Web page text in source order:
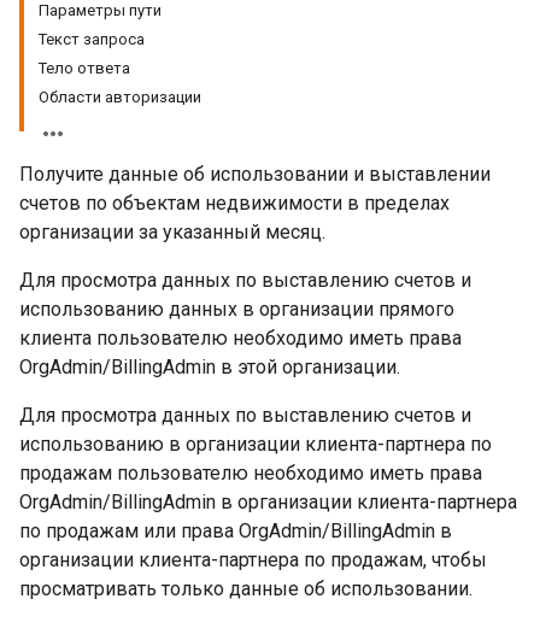
Параметры пути
Текст запроса
Тело ответа
Области авторизации
Получите данные об использовании и выставлении
счетов по объектам недвижимости в пределах
организации за указанный месяц.
Для просмотра данных по выставлению счетов и
использованию данных в организации прямого
клиента пользователю необходимо иметь права
OrgAdmin/BillingAdmin в этой организации.
Для просмотра данных по выставлению счетов и
использованию в организации клиента-партнера по
продажам пользователю необходимо иметь права
OrgAdmin/BillingAdmin в организации клиента-партнера
по продажам или права OrgAdmin/BillingAdmin в
организации клиента-партнера по продажам, чтобы
просматривать только данные об использовании.